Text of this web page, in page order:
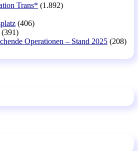
Trans* (1.892)
(406)
(391)
Operationen – Stand 2025 (208)